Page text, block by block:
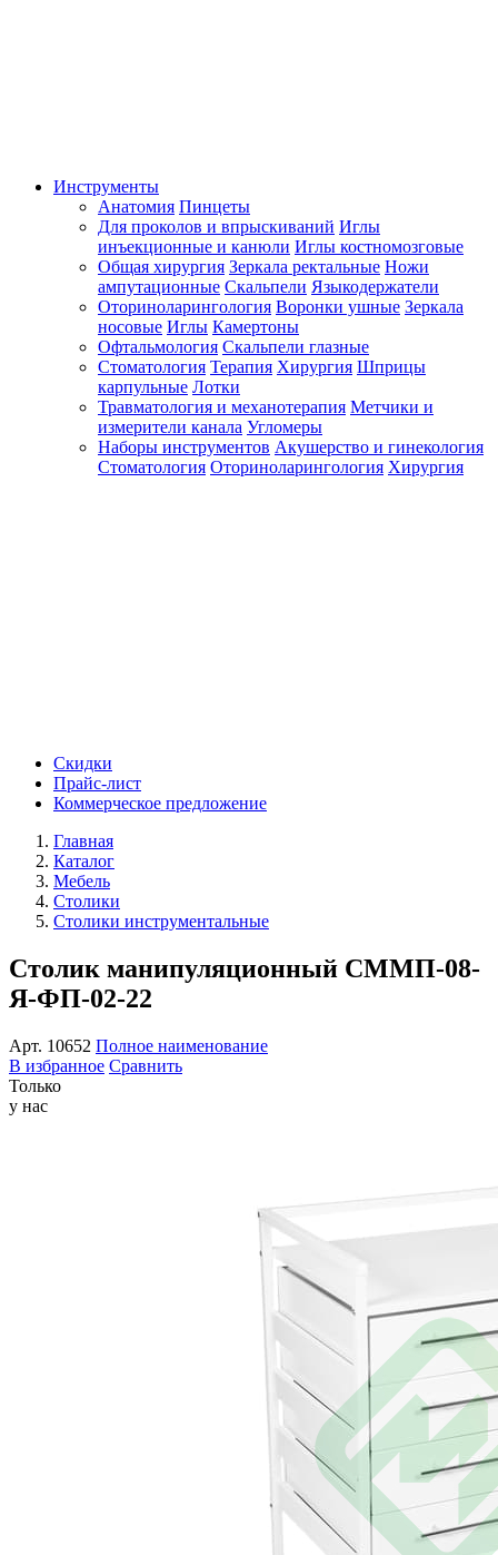
Инструменты
Анатомия Пинцеты
Для проколов и впрыскиваний Иглы
инъекционные и канюли Иглы костномозговые
Общая хирургия Зеркала ректальные Ножи
ампутационные Скальпели Языкодержатели
Оториноларингология Воронки ушные Зеркала
носовые Иглы Камертоны
Офтальмология Скальпели глазные
Стоматология Терапия Хирургия Шприцы
карпульные Лотки
Травматология и механотерапия Метчики и
измерители канала Угломеры
Наборы инструментов Акушерство и гинекология
Стоматология Оториноларингология Хирургия
Скидки
Прайс-лист
Коммерческое предложение
Главная
Каталог
Мебель
Столики
Столики инструментальные
Столик манипуляционный СММП-08-
Я-ФП-02-22
Арт. 10652 Полное наименование
В избранное Сравнить
Только
у нас